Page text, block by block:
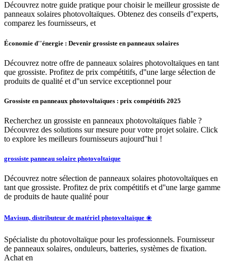
Découvrez notre guide pratique pour choisir le meilleur grossiste de
panneaux solaires photovoltaïques. Obtenez des conseils d''experts,
comparez les fournisseurs, et
Économie d''énergie : Devenir grossiste en panneaux solaires
Découvrez notre offre de panneaux solaires photovoltaïques en tant
que grossiste. Profitez de prix compétitifs, d''une large sélection de
produits de qualité et d''un service exceptionnel pour
Grossiste en panneaux photovoltaïques : prix compétitifs 2025
Recherchez un grossiste en panneaux photovoltaïques fiable ?
Découvrez des solutions sur mesure pour votre projet solaire. Click
to explore les meilleurs fournisseurs aujourd''hui !
grossiste panneau solaire photovoltaique
Découvrez notre sélection de panneaux solaires photovoltaïques en
tant que grossiste. Profitez de prix compétitifs et d''une large gamme
de produits de haute qualité pour
Mavisun, distributeur de matériel photovoltaïque ☀️
Spécialiste du photovoltaïque pour les professionnels. Fournisseur
de panneaux solaires, onduleurs, batteries, systèmes de fixation.
Achat en